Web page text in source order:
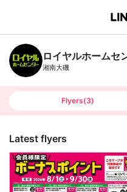
B
n
c
h
T
ロイヤルホームセ
湘南大磯
Flyers(3)
Latest flyers